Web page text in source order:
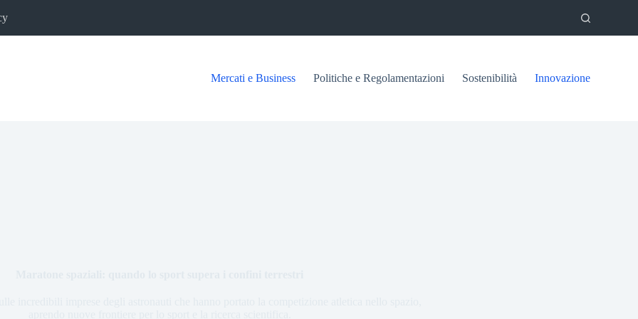
Mercati e Business Politiche e Regolamentazioni Sostenibilità Innovazione